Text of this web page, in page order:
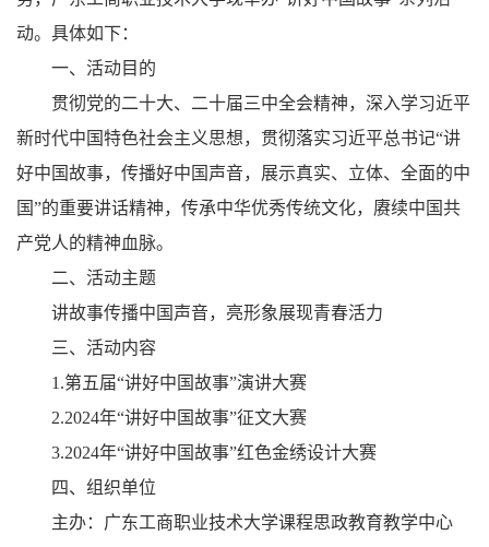
动。具体如下：
一、活动目的
贯彻党的二十大、二十届三中全会精神，深入学习近平
新时代中国特色社会主义思想，贯彻落实习近平总书记“讲
好中国故事，传播好中国声音，展示真实、立体、全面的中
国”的重要讲话精神，传承中华优秀传统文化，赓续中国共
产党人的精神血脉。
二、活动主题
讲故事传播中国声音，亮形象展现青春活力
三、活动内容
1.第五届“讲好中国故事”演讲大赛
2.2024年“讲好中国故事”征文大赛
3.2024年“讲好中国故事”红色金绣设计大赛
四、组织单位
主办：广东工商职业技术大学课程思政教育教学中心